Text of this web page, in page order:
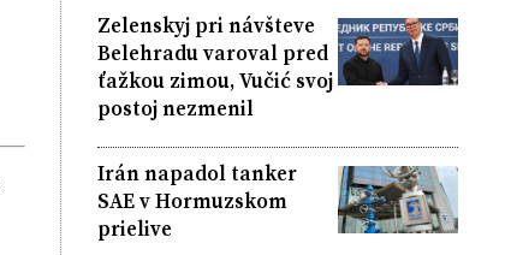
Zelenskyj pri návšteve
Belehradu varoval pred
ťažkou zimou, Vučić svoj
postoj nezmenil
Irán napadol tanker
SAE v Hormuzskom
prielive